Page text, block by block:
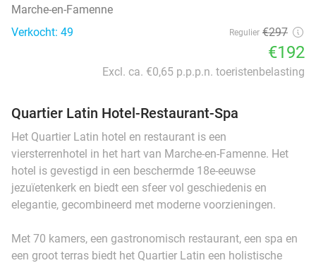
Marche-en-Famenne
Verkocht: 49
Regulier €297
€192
Excl. ca. €0,65 p.p.p.n. toeristenbelasting
Quartier Latin Hotel-Restaurant-Spa
Het Quartier Latin hotel en restaurant is een
viersterrenhotel in het hart van Marche-en-Famenne. Het
hotel is gevestigd in een beschermde 18e-eeuwse
jezuïetenkerk en biedt een sfeer vol geschiedenis en
elegantie, gecombineerd met moderne voorzieningen.
Met 70 kamers, een gastronomisch restaurant, een spa en
een groot terras biedt het Quartier Latin een holistische